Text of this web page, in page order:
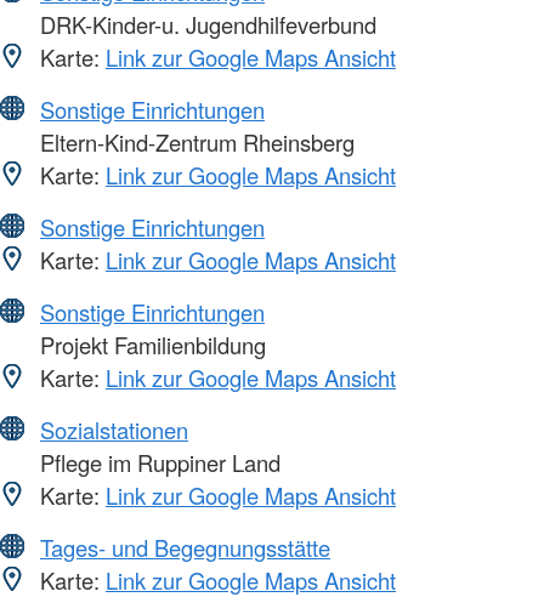
DRK-Kinder-u. Jugendhilfeverbund
Karte: Link zur Google Maps Ansicht
Sonstige Einrichtungen
Eltern-Kind-Zentrum Rheinsberg
Karte: Link zur Google Maps Ansicht
Sonstige Einrichtungen
Karte: Link zur Google Maps Ansicht
Sonstige Einrichtungen
Projekt Familienbildung
Karte: Link zur Google Maps Ansicht
Sozialstationen
Pflege im Ruppiner Land
Karte: Link zur Google Maps Ansicht
Tages- und Begegnungsstätte
Karte: Link zur Google Maps Ansicht